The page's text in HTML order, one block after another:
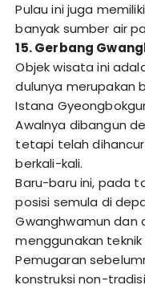
Pulau ini juga
banyak sumber air
15. Gerbang
Objek wisata ini
dulunya merupakan
Istana
Awalnya dibangun
tetapi telah
berkali-kali.
Baru-baru ini, pada
posisi semula di
Gwanghwamun dan
menggunakan
Pemugaran
konstruksi non-